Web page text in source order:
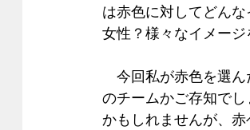
は赤色に対してどん
女性？様々なイメージ
今回私が赤色を選ん
のチームかご存知で
かもしれませんが、